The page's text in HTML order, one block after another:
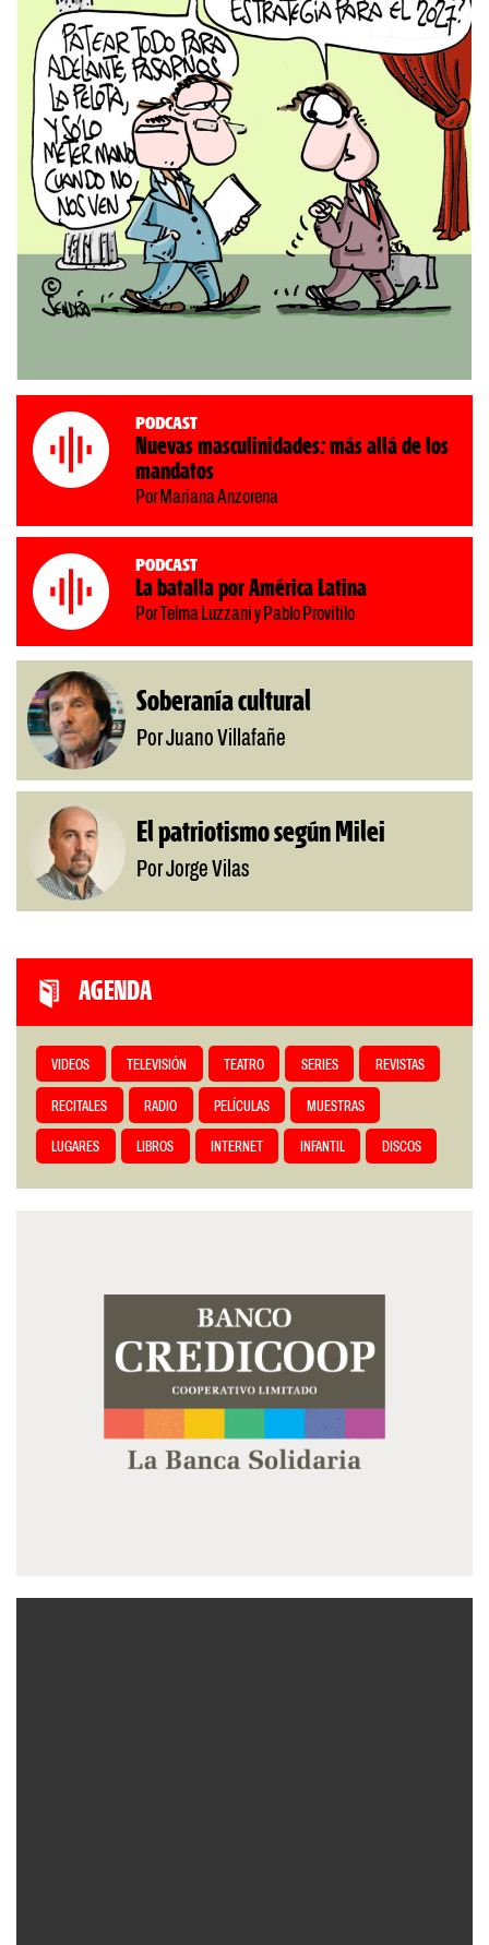
Podcast
Nuevas masculinidades: más allá de los
mandatos
Por Mariana Anzorena
Podcast
La batalla por América Latina
Por Telma Luzzani y Pablo Provitilo
Soberanía cultural
Por Juano Villafañe
El patriotismo según Milei
Por Jorge Vilas
AGENDA
VIDEOS TELEVISIÓN TEATRO SERIES REVISTAS
RECITALES RADIO PELÍCULAS MUESTRAS
LUGARES LIBROS INTERNET INFANTIL DISCOS